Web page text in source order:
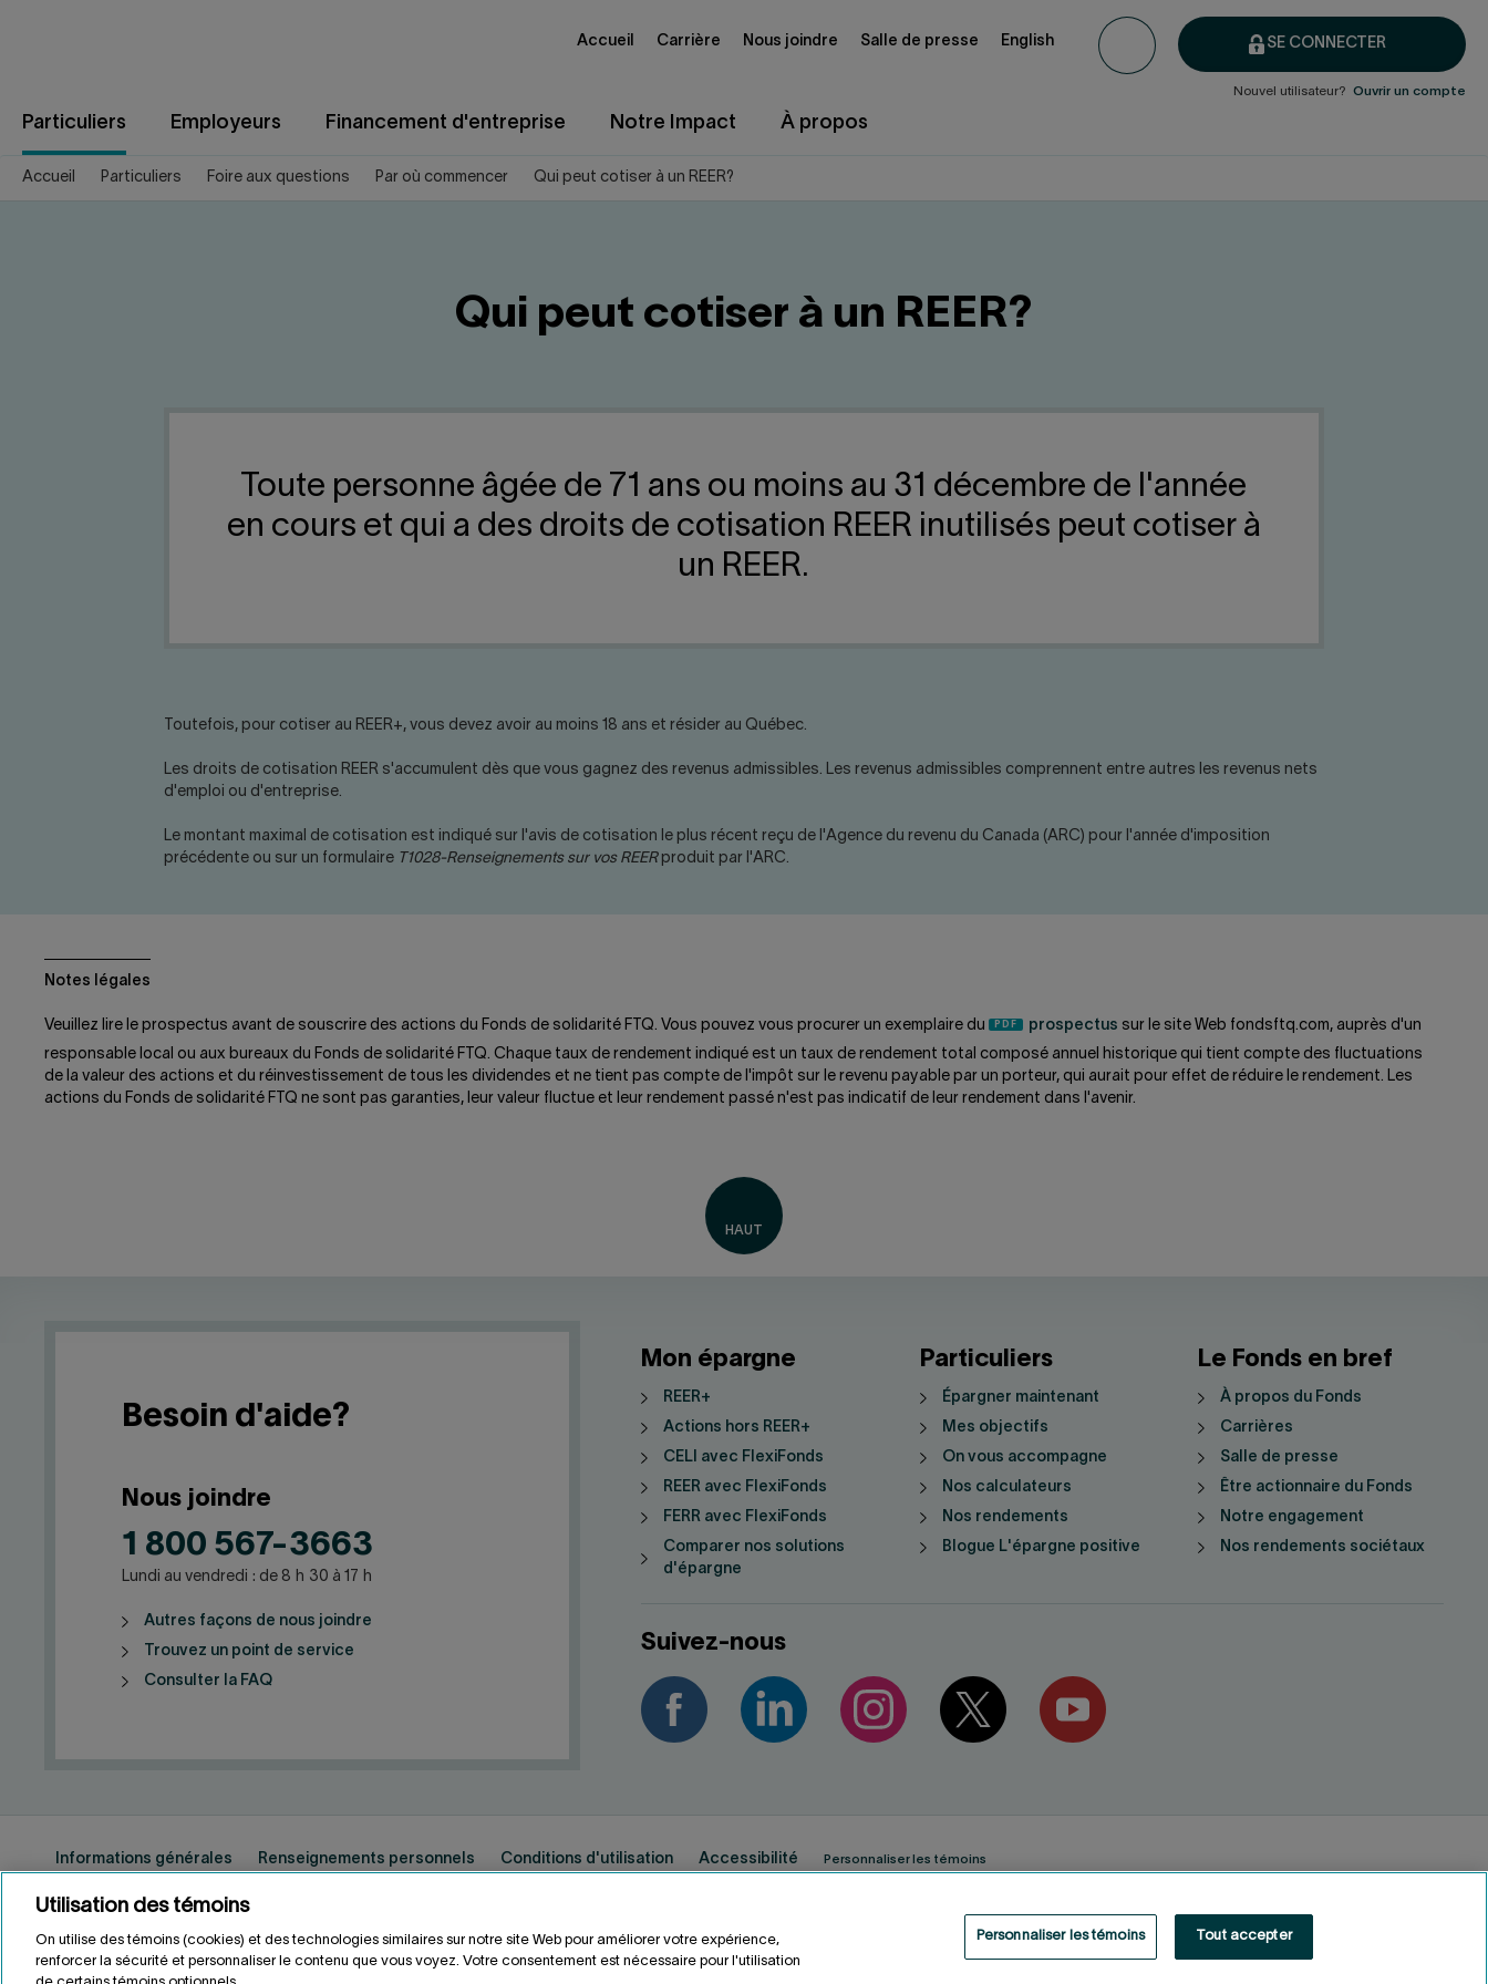
SE CONNECTER
Particuliers Employeurs Financement d'entreprise Notre Impact À propos
Nouvel utilisateur? Ouvrir un compte
Accueil Carrière Nous joindre Salle de presse English
Accueil Particuliers Foire aux questions Par où commencer Qui peut cotiser à un REER?
Qui peut cotiser à un REER?
Toute personne âgée de 71 ans ou moins au 31 décembre de l'année
en cours et qui a des droits de cotisation REER inutilisés peut cotiser à
un REER.
Toutefois, pour cotiser au REER+, vous devez avoir au moins 18 ans et résider au Québec.
Les droits de cotisation REER s'accumulent dès que vous gagnez des revenus admissibles. Les revenus admissibles comprennent entre autres les revenus nets
d'emploi ou d'entreprise.
Le montant maximal de cotisation est indiqué sur l'avis de cotisation le plus récent reçu de l'Agence du revenu du Canada (ARC) pour l'année d'imposition
précédente ou sur un formulaire T1028-Renseignements sur vos REERproduit par l'ARC.
Notes légales
Veuillez lire le prospectus avant de souscrire des actions du Fonds de solidarité FTQ. Vous pouvez vous procurer un exemplaire du prospectus sur le site Web fondsftq.com, auprès d'un
responsable local ou aux bureaux du Fonds de solidarité FTQ. Chaque taux de rendement indiqué est un taux de rendement total composé annuel historique qui tient compte des fluctuations
de la valeur des actions et du réinvestissement de tous les dividendes et ne tient pas compte de l'impôt sur le revenu payable par un porteur, qui aurait pour effet de réduire le rendement. Les
actions du Fonds de solidarité FTQ ne sont pas garanties, leur valeur fluctue et leur rendement passé n'est pas indicatif de leur rendement dans l'avenir.
Besoin d'aide?
Nous joindre
1 800 567-3663
Lundi au vendredi : de 8 h 30 à 17 h
Autres façons de nous joindre
Trouvez un point de service
Consulter la FAQ
Mon épargne
REER+
Actions hors REER+
CELI avec FlexiFonds
REER avec FlexiFonds
FERR avec FlexiFonds
Comparer nos solutions
d'épargne
Particuliers
Épargner maintenant
Mes objectifs
On vous accompagne
Nos calculateurs
Nos rendements
Blogue L'épargne positive
Le Fonds en bref
À propos du Fonds
Carrières
Salle de presse
Être actionnaire du Fonds
Notre engagement
Nos rendements sociétaux
Suivez-nous
Informations générales Renseignements personnels Conditions d'utilisation Accessibilité Personnaliser les témoins
ENENGLISH Fonds de solidarité FTQ
Utilisation des témoins
On utilise des témoins (cookies) et des technologies similaires sur notre site Web pour améliorer votre expérience,
renforcer la sécurité et personnaliser le contenu que vous voyez. Votre consentement est nécessaire pour l'utilisation
Personnaliser les témoins Tout accepter